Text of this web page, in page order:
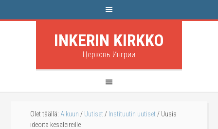
INKERIN KIRKKO
Церковь Ингрии
Olet täällä: Alkuun / Uutiset / Instituutin uutiset / Uusia
ideoita kesäleireille